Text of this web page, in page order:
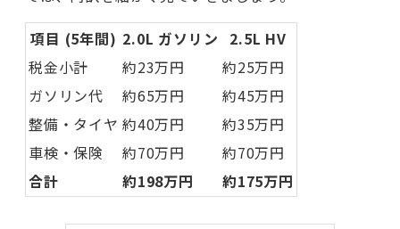
項目 (5年間) 2.0L ガソリン
2.5L HV
税金小計
約23万円
約25万円
ガソリン代
約65万円
約45万円
整備・タイヤ 約40万円
約35万円
車検・保険
約70万円
約70万円
合計
約198万円 約175万円